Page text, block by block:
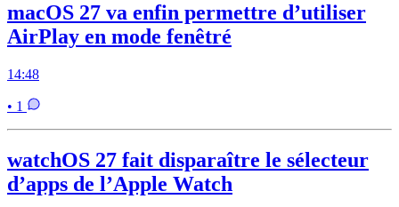
macOS 27 va enfin permettre d’utiliser
AirPlay en mode fenêtré
14:48
• 1
watchOS 27 fait disparaître le sélecteur
d’apps de l’Apple Watch